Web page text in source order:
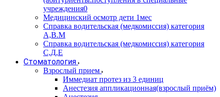
учреждения0
Медицинский осмотр дети 1мес
Справка водительская (медкомиссия) категория
А,В.М
Справка водительская (медкомиссия) категория
С,Д,Е
Стоматология
Взрослый прием
Иммедиат протез из 3 единиц
Анестезия аппликационная(взрослый приём)